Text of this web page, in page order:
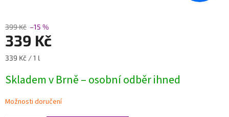
399 Kč –15 %
339 Kč
Měrná
339 Kč / 1 l
Skladem v Brně – osobní odběr ihned
Možnosti doručení